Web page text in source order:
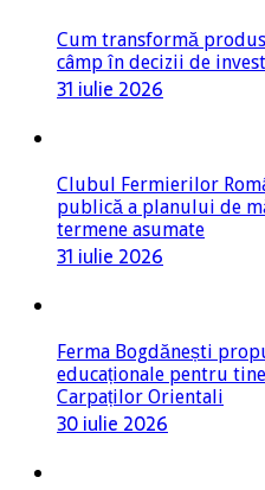
Cum transformă
câmp în decizii de
31 iulie 2026
Clubul Fermierilor
publică a planului de
termene asumate
31 iulie 2026
Ferma Bogdănești
educaționale pentru
Carpaților Orientali
30 iulie 2026